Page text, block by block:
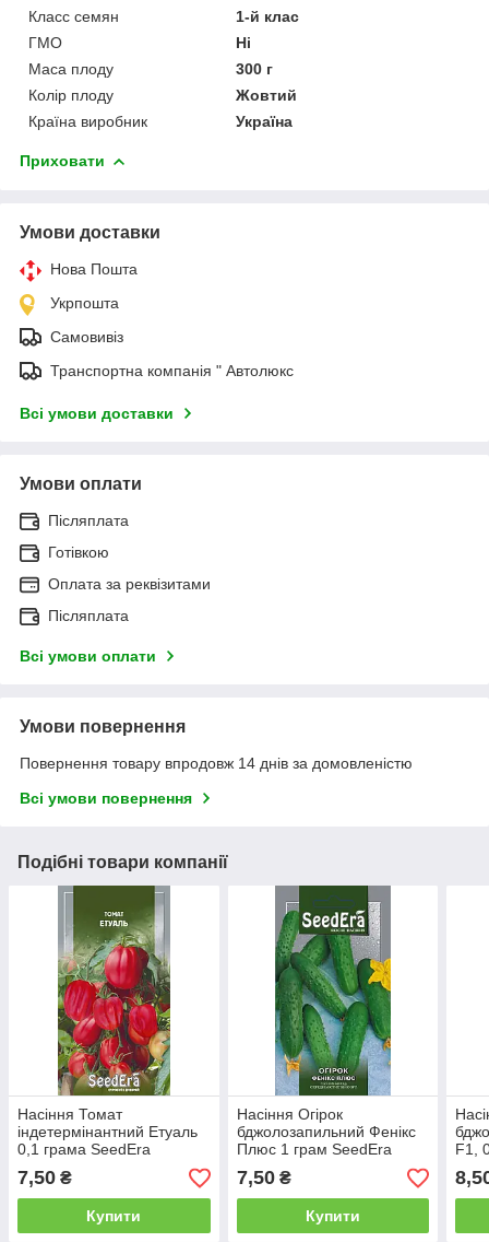
Класс семян
1-й клас
ГМО
Ні
Маса плоду
300 г
Колір плоду
Жовтий
Країна виробник
Україна
Приховати
Умови доставки
Нова Пошта
Укрпошта
Самовивіз
Транспортна компанія " Автолюкс
Всі умови доставки
Умови оплати
Післяплата
Готівкою
Оплата за реквізитами
Післяплата
Всі умови оплати
Умови повернення
Повернення товару впродовж 14 днів за домовленістю
Всі умови повернення
Подібні товари компанії
Насіння Томат
індетермінантний Етуаль
0,1 грама SeedEra
7,50 ₴
Купити
Насіння Огірок
бджолозапильний Фенікс
Плюс 1 грам SeedEra
7,50₴
Купити
F1,